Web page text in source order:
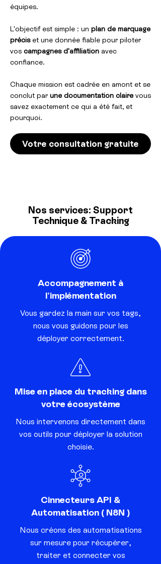
équipes.
L'objectif est simple : un plan de marquage
préciset une donnée fiable pour piloter
vos campagnes d'affiliation avec
confiance.
Chaque mission est cadrée en amont et se
conclut par une documentation claire vous
savez exactement ce qui a été fait, et
pourquoi.
Votre consultation gratuite
Nos services: Support
Technique & Tracking
Accompagnement à
l'implémentation
Vous gardez la main sur vos tags,
nous vous guidons pour les
déployer correctement.
Mise en place du tracking dans
votre écosystème
Nous intervenons directement dans
vos outils pour déployer la solution
choisie.
Cinnecteurs API &
Automatisation ( N8N )
Nous créons des automatisations
sur mesure pour récupérer,
traiter et connecter vos